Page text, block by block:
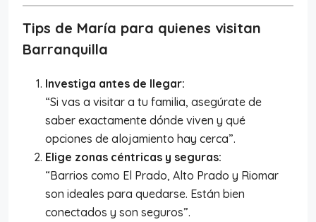
Tips de María para quienes visitan
Barranquilla
Investiga antes de llegar:
“Si vas a visitar a tu familia, asegúrate de
saber exactamente dónde viven y qué
opciones de alojamiento hay cerca”.
Elige zonas céntricas y seguras:
“Barrios como El Prado, Alto Prado y Riomar
son ideales para quedarse. Están bien
conectados y son seguros”.